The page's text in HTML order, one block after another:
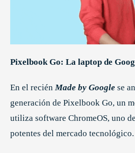
Pixelbook Go: La laptop de
En el reciénMade by Google se
generación de Pixelbook Go, un
utiliza software ChromeOS, uno
potentes del mercado tecnológico.